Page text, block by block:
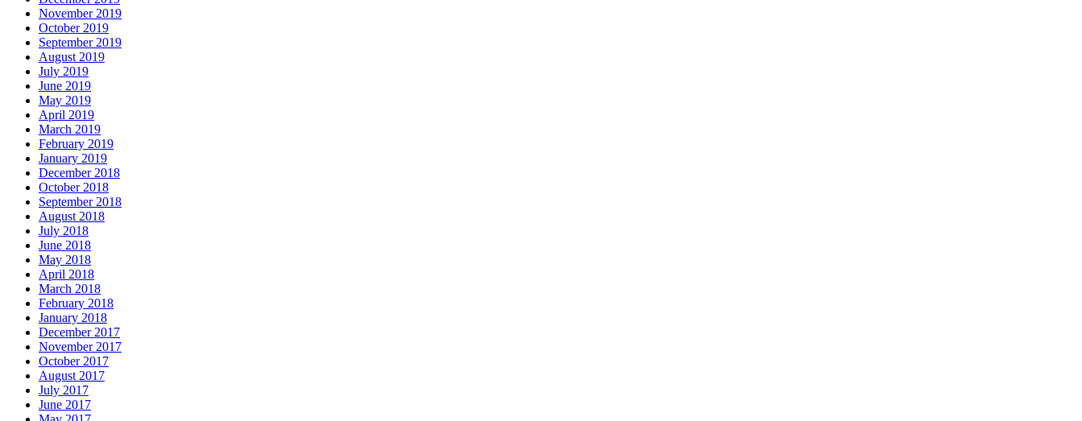
November 2019
October 2019
September 2019
August 2019
July 2019
June 2019
May 2019
April 2019
March 2019
February 2019
January 2019
December 2018
October 2018
September 2018
August 2018
July 2018
June 2018
May 2018
April 2018
March 2018
February 2018
January 2018
December 2017
November 2017
October 2017
August 2017
July 2017
June 2017